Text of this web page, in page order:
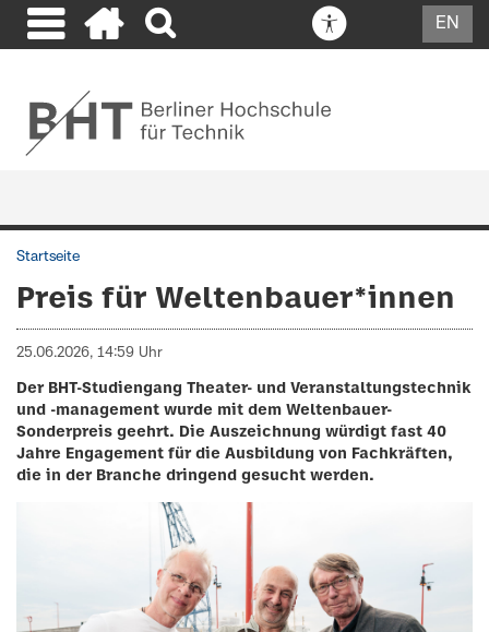
EN
Startseite
Preis für Weltenbauer*innen
25.06.2026, 14:59 Uhr
Der BHT-Studiengang Theater- und Veranstaltungstechnik
und -management wurde mit dem Weltenbauer-
Sonderpreis geehrt. Die Auszeichnung würdigt fast 40
Jahre Engagement für die Ausbildung von Fachkräften,
die in der Branche dringend gesucht werden.